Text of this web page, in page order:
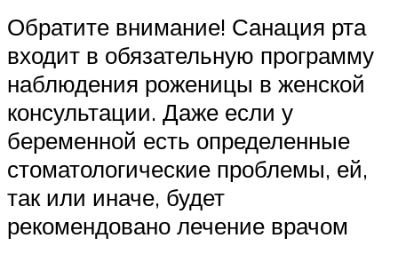
Обратите внимание! Санация рта
входит в обязательную программу
наблюдения роженицы в женской
консультации. Даже если у
беременной есть определенные
стоматологические проблемы, ей,
так или иначе, будет
рекомендовано лечение врачом